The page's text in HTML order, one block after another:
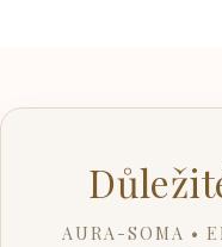
AURA-SOMA •